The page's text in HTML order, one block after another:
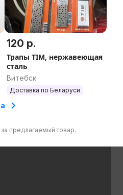
120 р.
Трапы TIM, нержавеющая
сталь
Витебск
Доставка по Беларуси
за предлагаемый товар.